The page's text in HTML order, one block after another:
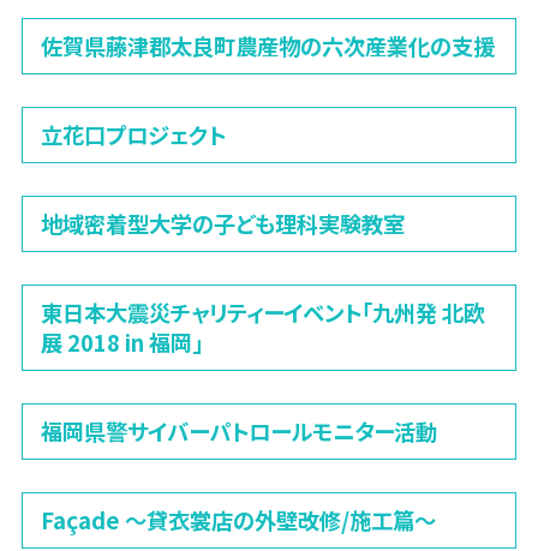
佐賀県藤津郡太良町農産物の六次産業化の支援
立花口プロジェクト
地域密着型大学の子ども理科実験教室
東日本大震災チャリティーイベント「九州発 北欧
展 2018 in 福岡」
福岡県警サイバーパトロールモニター活動
Façade 〜貸衣裳店の外壁改修/施工篇〜